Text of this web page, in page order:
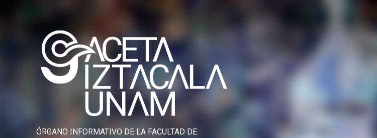
ÓRGANO INFORMATIVO DE LA FACULTAD DE